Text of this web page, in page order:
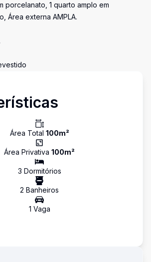
porcelanato, 1 quarto amplo em
Área externa AMPLA.
Área Total 100m²
Área Privativa 100m²
3 Dormitórios
2 Banheiros
1 Vaga